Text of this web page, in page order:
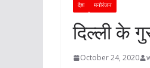
देश मनोरंजन
दिल्ली के
October 24, 2020